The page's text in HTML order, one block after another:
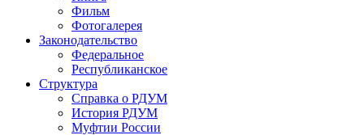
Фильм
Фотогалерея
Законодательство
Федеральное
Республиканское
Структура
Справка о РДУМ
История РДУМ
Муфтии России